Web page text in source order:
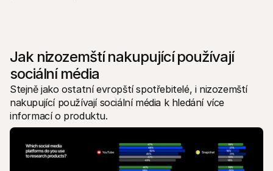
Jak nizozemští nakupující používají
sociální média
Stejně jako ostatní evropští spotřebitelé, i nizozemští
nakupující používají sociální média k hledání více
informací o produktu.